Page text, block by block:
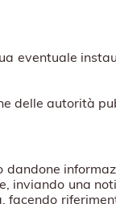
eventuale
delle autorità
inviando una
facendo